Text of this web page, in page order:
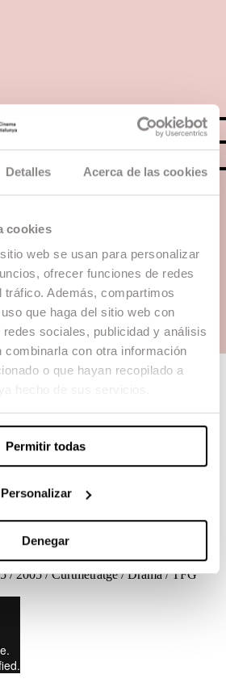
Detalles Acerca de las cookies
cookies
web se usan para personalizar
ofrecer funciones de redes
Además, compartimos
que haga del sitio web con
sociales, publicidad y análisis
combinarla con otra información
o que hayan recopilado a
Permitir todas
Personalizar
Denegar
/ Drama / TFG
d’amor adolescent és narrada a
/ 2005 / Curtmetratge / Drama / TFG
Música original
Padilla, Pere Vilanova
/ 2005 / Curtmetratge / Drama / TFG